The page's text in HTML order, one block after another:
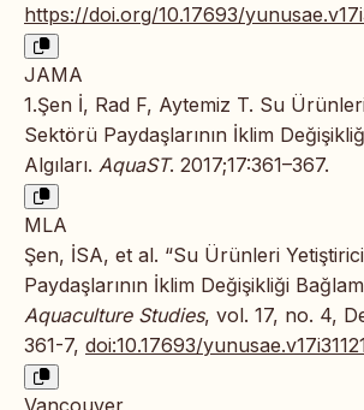
https://doi.org/10.17693/
JAMA
1.Şen İ, Rad F, Aytemiz T. Su
Sektörü Paydaşlarının İklim
Algıları. AquaST. 2017;17:361–367.
MLA
Şen, İSA, et al. “Su Ürünleri
Paydaşlarının İklim Değişikliği
Aquaculture Studies, vol. 17, no. 4,
361-7, doi:10.17693/
Vancouver